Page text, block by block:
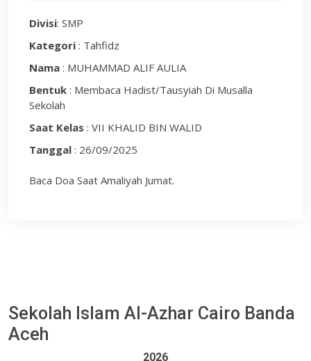
Divisi: SMP
Kategori : Tahfidz
Nama : MUHAMMAD ALIF AULIA
Bentuk : Membaca Hadist/tausyiah Di Musalla
Sekolah
Saat Kelas : VII KHALID BIN WALID
Tanggal : 26/09/2025
Baca Doa Saat Amaliyah Jumat.
Sekolah Islam Al-Azhar Cairo Banda
Aceh
2026